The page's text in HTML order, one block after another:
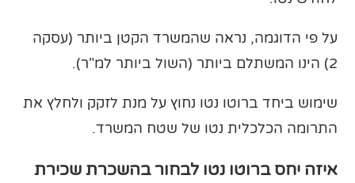
על פי הדוגמה, נראה שהמשרד הקטן ביותר (עסקה
2) הינו המשתלם ביותר (השול ביותר למ"ר).
שימוש ביחד ברוטו נטו נחוץ על מנת לזקק ולחלץ את
התרומה הכלכלית נטו של שטח המשרד.
איזה יחס ברוטו נטו לבחור בהשכרת שכירת